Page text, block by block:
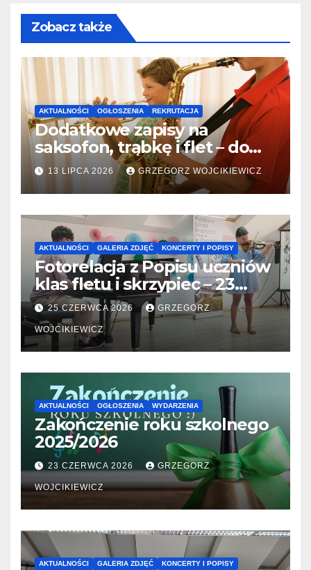
Zobacz także
AKTUALNOŚCI OGŁOSZENIA REKRUTACJA
Dodatkowe zapisy na
saksofon, trąbkę i flet – do
31.07.2026
13 LIPCA 2026 GRZEGORZ WOJCIKIEWICZ
AKTUALNOŚCI GALERIA ZDJĘĆ KONCERTY I POPISY
Fotorelacja z Popisu uczniów
klas fletu i skrzypiec – 23
06.2026
25 CZERWCA 2026 GRZEGORZ
WOJCIKIEWICZ
AKTUALNOŚCI OGŁOSZENIA WYDARZENIA
Zakończenie roku szkolnego
2025/2026
23 CZERWCA 2026 GRZEGORZ
WOJCIKIEWICZ
AKTUALNOŚCI GALERIA ZDJĘĆ KONCERTY I POPISY